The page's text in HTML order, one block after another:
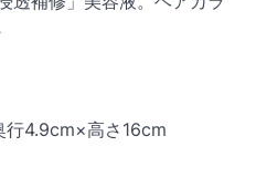
行4.9cm×高さ16cm